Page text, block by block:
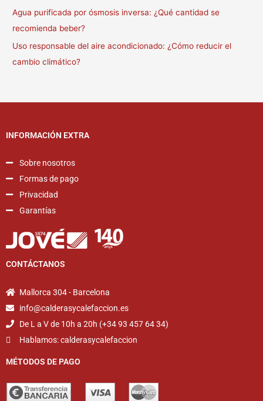
Agua purificada por ósmosis inversa: ¿Qué cantidad se
recomienda beber?
Uso responsable del aire acondicionado: ¿Cómo reducir el
cambio climático?
INFORMACIÓN EXTRA
Sobre nosotros
Formas de pago
Privacidad
Garantías
CONTÁCTANOS
Mallorca 304 - Barcelona
info@calderasycalefaccion.es
De L a V de 10h a 20h (+34 93 457 64 34)
Hablamos: calderasycalefaccion
MÉTODOS DE PAGO